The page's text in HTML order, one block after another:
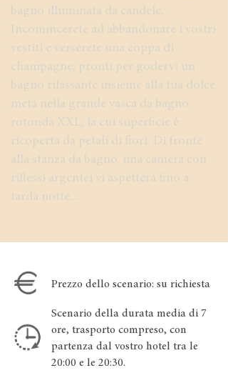
bagno illuminata da candele.
Incomincerete ad abbandonare i vostri
vestiti e verserete una coppa di
champagne, pronti per godervi un
bagno rilassante insieme alla tua dolce
metà nella grande vasca da bagno
rotonda XXL, la cui superficie è
ricoperta da petali di fiori. Di fronte
alla stanza da bagno, una camera con
riflessi argentei vi aspetterà fino a
tarda notte...
Prezzo dello scenario: su richiesta
Scenario della durata media di 7
ore, trasporto compreso, con
partenza dal vostro hotel tra le
20:00 e le 20:30.